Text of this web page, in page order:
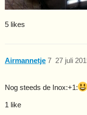
5 likes
Airmannetje 27 juli
7
Nog steeds de Inox​:+1:
1 like